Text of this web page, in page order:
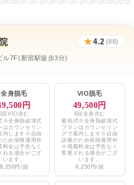
★2.9 (61件)
★3.4 (35件)
★3.4 / 5（31件）
★3.9 (38件)
★3.5 (49件)
★4.9 (19件)
★4.2 (88)
ル7F(新宿駅徒歩3分)
全身脱毛
円
回VIO含む
※全身熱破壊式
はカウンセリン
内します※自由
ため保険適用外
金は予告なく
れる場合がござ
います。
8,250円/回
VIO脱毛
49,500円
6回全身含む
蓄熱式※全身熱破壊式
プランはカウンセリン
グで案内します※自由
診療のため保険適用外
※掲載料金は予告なく
変更される場合がござ
います。
8,250円/回